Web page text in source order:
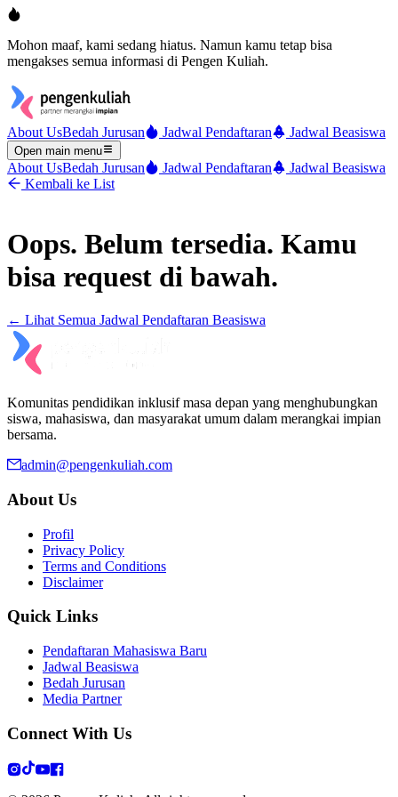
Mohon maaf, kami sedang hiatus. Namun kamu tetap bisa
mengakses semua informasi di Pengen Kuliah.
About UsBedah Jurusan Jadwal Pendaftaran Jadwal Beasiswa
Open main menu
About UsBedah Jurusan Jadwal Pendaftaran
Jadwal Beasiswa
Kembali ke List
Oops. Belum tersedia. Kamu
bisa request di bawah.
← Lihat Semua Jadwal Pendaftaran Beasiswa
Komunitas pendidikan inklusif masa depan yang menghubungkan
siswa, mahasiswa, dan masyarakat umum dalam merangkai impian
bersama.
admin@pengenkuliah.com
About Us
Profil
Privacy Policy
Terms and Conditions
Disclaimer
Quick Links
Pendaftaran Mahasiswa Baru
Jadwal Beasiswa
Bedah Jurusan
Media Partner
Connect With Us